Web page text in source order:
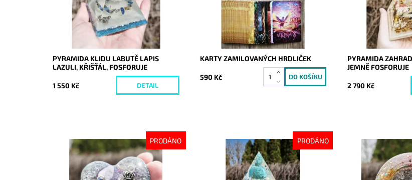
PYRAMIDA KLIDU LABUTĚ LAPIS
LAZULI, KŘIŠŤÁL, FOSFORUJE
1 550 Kč DETAIL
KARTY ZAMILOVANÝCH HRDLIČEK
590 Kč
PYRAMIDA
JEMNĚ FOSFORUJE
2 790 Kč
PRODÁNO
Dostupnost:
Vyprodáno
10640
PRODÁNO
Dostupnost:
Vyprodáno
10637
Dostupnost:
10636